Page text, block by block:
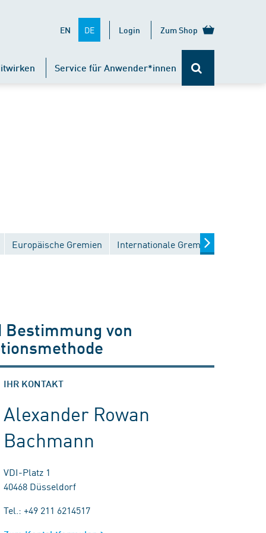
EN DE Login Zum Shop
Service für Anwender*innen
Europäische Gremien Internationale Gremien
von
IHR KONTAKT
Alexander Rowan
Bachmann
VDI-Platz 1
40468 Düsseldorf
Tel.: +49 211 6214517